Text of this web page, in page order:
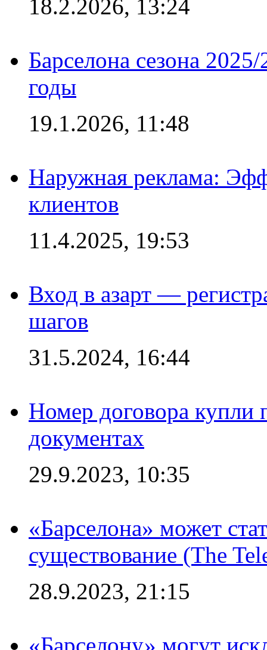
18.2.2026, 13:24
Барселона сезона
годы
19.1.2026, 11:48
Наружная реклама:
клиентов
11.4.2025, 19:53
Вход в азарт —
шагов
31.5.2024, 16:44
Номер договора купли
документах
29.9.2023, 10:35
«Барселона» может
существование (The
28.9.2023, 21:15
«Барселону» могут